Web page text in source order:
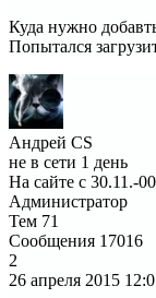
Куда нужно
Попытался
Андрей CS
не в сети 1 день
На сайте с 30.11.-
Администратор
Тем 71
Сообщения 17016
2
26 апреля 2015